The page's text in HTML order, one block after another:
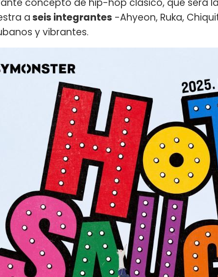
concepto de hip-hop clásico, que será
aseis integrantes -Ahyeon, Ruka,
y vibrantes.